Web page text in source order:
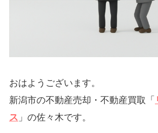
おはようございます。
新潟市の不動産売却・不動産買取 「
ス 」の佐々木です。